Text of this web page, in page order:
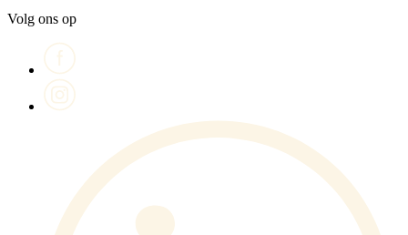
Volg ons op